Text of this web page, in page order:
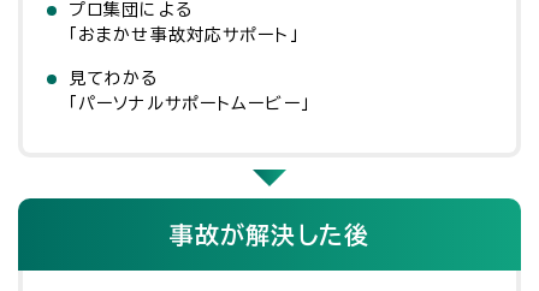
プロ集団による
「おまかせ事故対応サポート」
見てわかる
「パーソナルサポートムービー」
事故が解決した後